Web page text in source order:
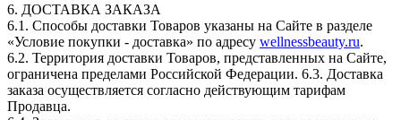
6. ДОСТАВКА ЗАКАЗА
6.1. Способы доставки Товаров указаны на Сайте в разделе
«Условие покупки - доставка» по адресу wellnessbeauty.ru.
6.2. Территория доставки Товаров, представленных на Сайте,
ограничена пределами Российской Федерации. 6.3. Доставка
заказа осуществляется согласно действующим тарифам
Продавца.